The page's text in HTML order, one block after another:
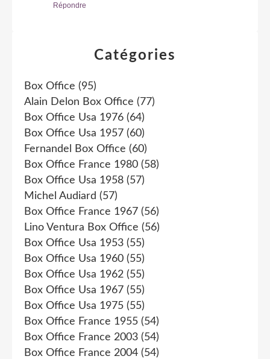
Répondre
Catégories
Box Office (95)
Alain Delon Box Office (77)
Box Office Usa 1976 (64)
Box Office Usa 1957 (60)
Fernandel Box Office (60)
Box Office France 1980 (58)
Box Office Usa 1958 (57)
Michel Audiard (57)
Box Office France 1967 (56)
Lino Ventura Box Office (56)
Box Office Usa 1953 (55)
Box Office Usa 1960 (55)
Box Office Usa 1962 (55)
Box Office Usa 1967 (55)
Box Office Usa 1975 (55)
Box Office France 1955 (54)
Box Office France 2003 (54)
Box Office France 2004 (54)